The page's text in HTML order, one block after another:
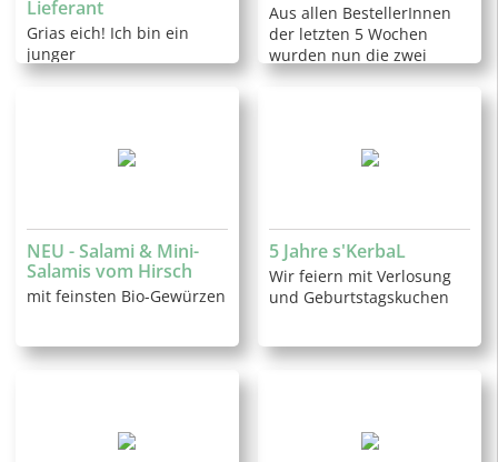
Lieferant
Grias eich! Ich bin ein
junger
Nebenerwerbslandwirt
spezialisiert. Das Obst
Aus allen BestellerInnen
der letzten 5 Wochen
wurden nun die zwei
gezogen
NEU - Salami & Mini-
Salamis vom Hirsch
mit feinsten Bio-Gewürzen
5 Jahre s'KerbaL
Wir feiern mit Verlosung
und Geburtstagskuchen